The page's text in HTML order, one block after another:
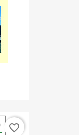
favorite_border